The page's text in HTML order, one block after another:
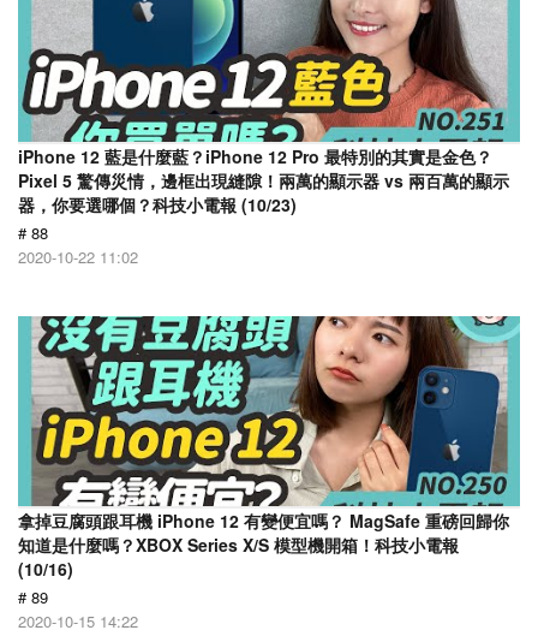
iPhone 12 藍是什麼藍？iPhone 12 Pro 最特別的其實是金色？
Pixel 5 驚傳災情，邊框出現縫隙！兩萬的顯示器 vs 兩百萬的顯示
器，你要選哪個？科技小電報 (10/23)
# 88
2020-10-22 11:02
拿掉豆腐頭跟耳機 iPhone 12 有變便宜嗎？ MagSafe 重磅回歸你
知道是什麼嗎？XBOX Series X/S 模型機開箱！科技小電報
(10/16)
# 89
2020-10-15 14:22